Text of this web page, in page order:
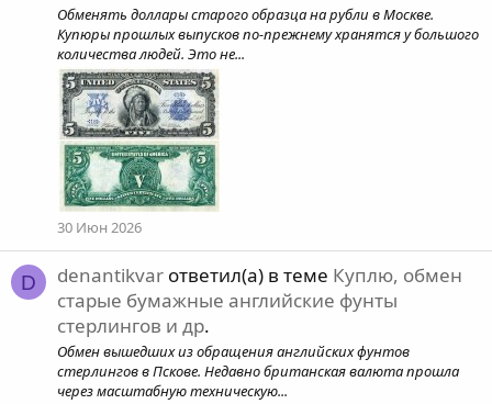
Обменять доллары старого образца на рубли в Москве.
Купюры прошлых выпусков по-прежнему хранятся у большого
количества людей. Это не...
30 Июн 2026
D denantikvar ответил(а) в теме Куплю, обмен
старые бумажные английские фунты
стерлингов и др.
Обмен вышедших из обращения английских фунтов
стерлингов в Пскове. Недавно британская валюта прошла
через масштабную техническую...